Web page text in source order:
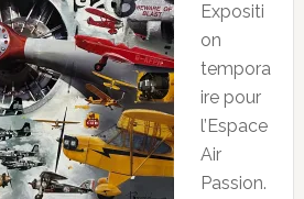
Expositi
on
tempora
ire pour
l’Espace
Air
Passion.